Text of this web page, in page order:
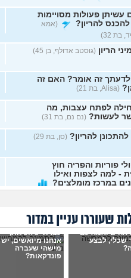
עשיתן פעולות מסויימות
להכנס להריון?
(אמא
בת 32)
הריון (גוסטב אדולף, בן 45)
זה אומר? האם זה
(Alisa, בת 21)
לפתח עצבות, מה
לעשות? (נם נם, בת 31)
להתכונן להריון? (סן, בת 29)
פוריות והפריה חוץ
- למה לצפות ואילו
במרכז מומלצים?
מה"חבורת בנות"
עצובה מזה
שעוררו עניין במדור
אחים ואמא עם
שכלי, לבצע
עברתי 3 הפלות,
אנחנו מיואשים, יש
מישהי שעברה
פונדקאות?